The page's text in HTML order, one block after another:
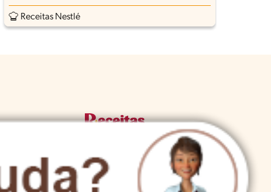
Defumado
Receitas Nestlé